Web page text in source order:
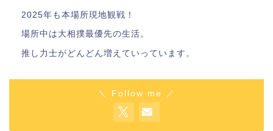
2025年も本場所現地観戦！
場所中は大相撲最優先の生活。
推し力士がどんどん増えていっています。
＼ Follow me ／